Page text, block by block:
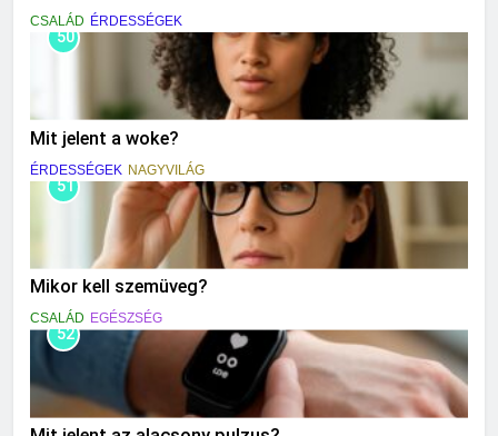
CSALÁD ÉRDESSÉGEK
50
Mit jelent a woke?
ÉRDESSÉGEK NAGYVILÁG
51
Mikor kell szemüveg?
CSALÁD EGÉSZSÉG
52